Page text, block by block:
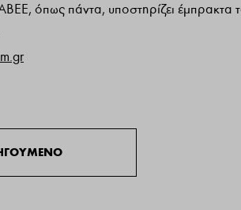
πάντα, υποστηρίζει έμπρακτα